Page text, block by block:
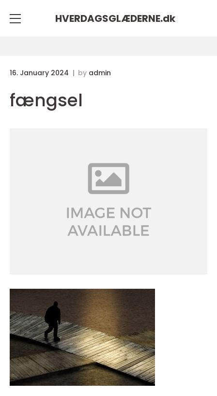
HVERDAGSGLÆDERNE.dk
16. January 2024 by admin
fængsel